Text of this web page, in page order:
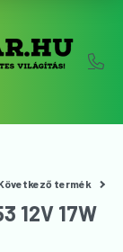
termék
12V 17W